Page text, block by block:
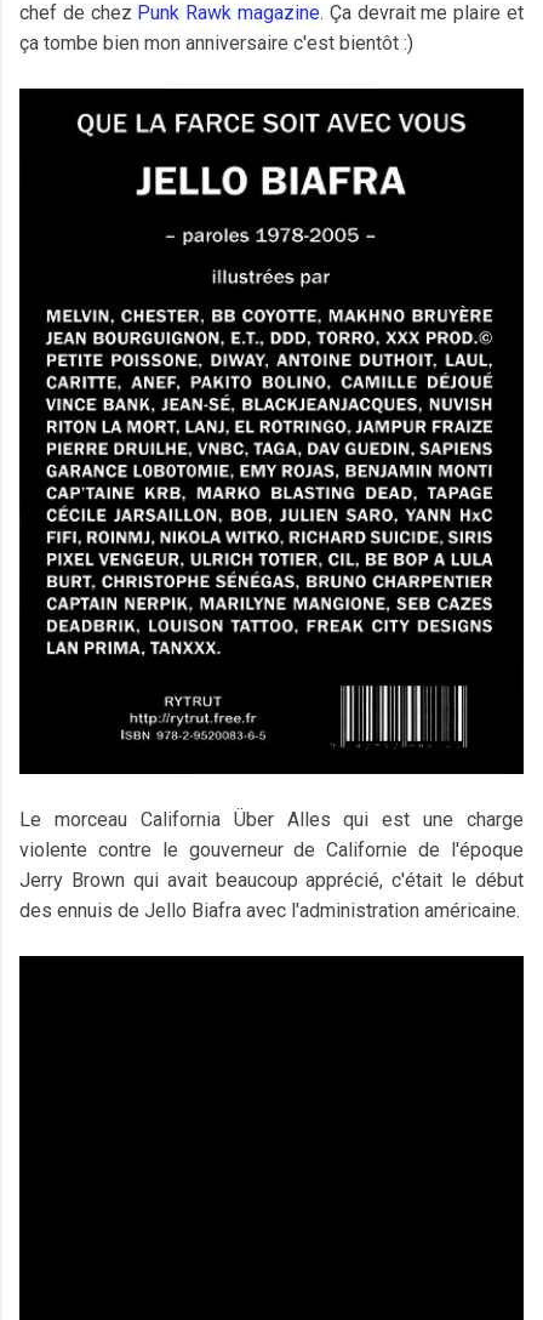
chef de chez Punk Rawk magazine. Ça devrait me plaire et
ça tombe bien mon anniversaire c'est bientôt :)
Le morceau California Über Alles qui est une charge
violente contre le gouverneur de Californie de l'époque
Jerry Brown qui avait beaucoup apprécié, c'était le début
des ennuis de Jello Biafra avec l'administration américaine.